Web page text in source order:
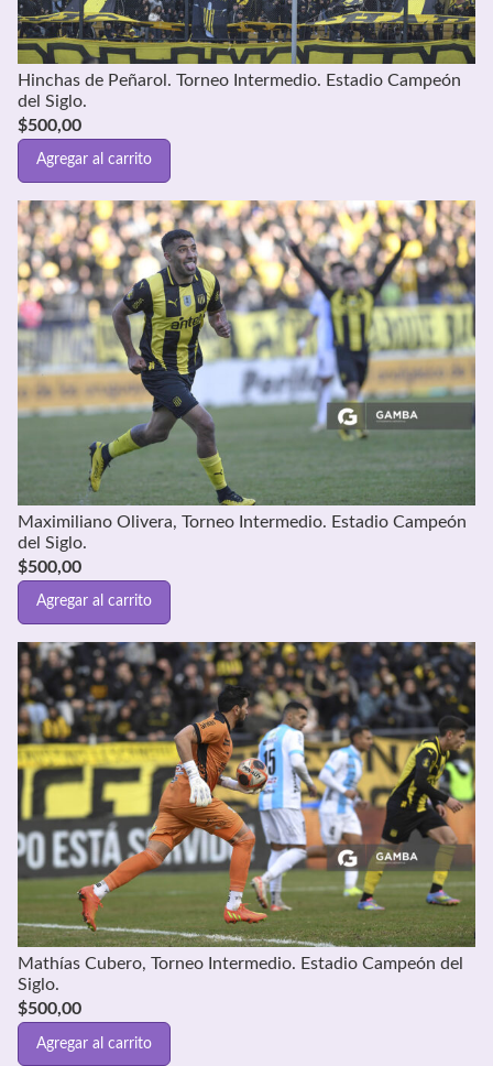
Hinchas de Peñarol. Torneo Intermedio. Estadio Campeón
del Siglo.
$500,00
Agregar al carrito
Maximiliano Olivera, Torneo Intermedio. Estadio Campeón
del Siglo.
$500,00
Agregar al carrito
Mathías Cubero, Torneo Intermedio. Estadio Campeón del
Siglo.
$500,00
Agregar al carrito